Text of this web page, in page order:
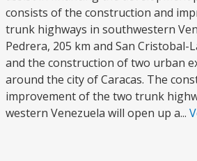
consists of the construction and
trunk highways in southwestern
Pedrera, 205 km and San Cristobal-
and the construction of two urban
around the city of Caracas. The
improvement of the two trunk
western Venezuela will open up a...